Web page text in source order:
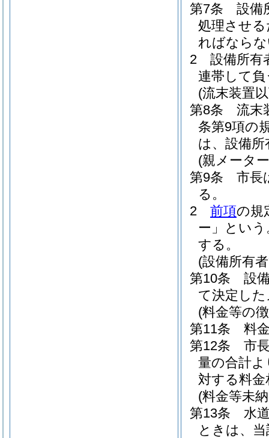
第7条
設備
処理させ
ればなら
2
設備所有
連帯して
(流末装置
第8条
流末
条第9項の
は、設備
(親メータ
第9条
市長
る。
2
前項の規
ー」という
する。
(設備所有
第10条
設
て決定し
(料金等の
第11条
料
第12条
市
量の合計
対する料
(料金等未
第13条
水
ときは、